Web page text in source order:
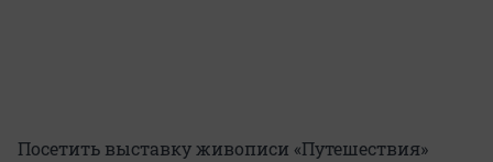
Посетить выставку живописи «Путешествия»